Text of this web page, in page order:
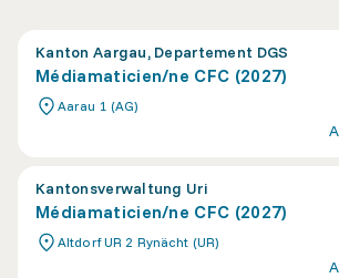
Kanton Aargau, Departement DGS
Médiamaticien/ne CFC (2027)
Aarau 1 (AG)
Kantonsverwaltung Uri
Médiamaticien/ne CFC (2027)
Altdorf UR 2 Rynächt (UR)